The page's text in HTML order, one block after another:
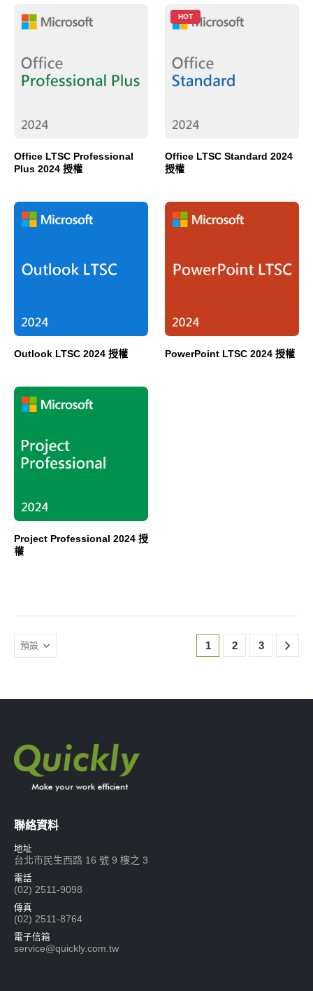
Office LTSC Professional
Plus 2024 授權
HOT
Office LTSC Standard 2024
授權
Outlook LTSC 2024 授權 PowerPoint LTSC 2024 授權
Project Professional 2024 授
權
1 2 3
聯絡資料
地址
台北市民生西路 16 號 9 樓之 3
電話
(02) 2511-9098
傳真
(02) 2511-8764
電子信箱
service@quickly.com.tw